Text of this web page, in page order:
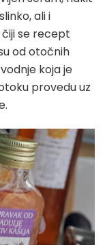
ali i
se recept
od otočnih
koja je
provedu uz